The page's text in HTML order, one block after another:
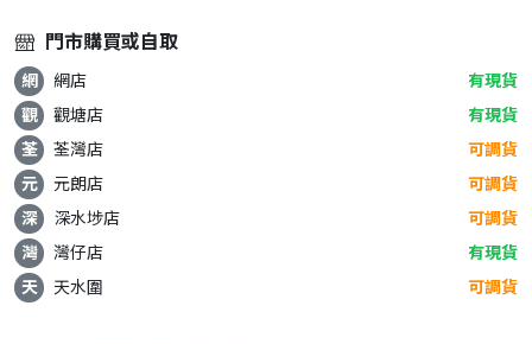
門市購買或自取
網 網店
有現貨
觀
觀塘店
有現貨
荃
荃灣店
可調貨
元
元朗店
可調貨
深
深水埗店
可調貨
灣
灣仔店
有現貨
天
天水圍 可調貨